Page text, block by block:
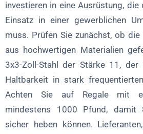
investieren in eine Ausrüstung,
Einsatz in einer gewerblichen
muss. Prüfen Sie zunächst, ob
aus hochwertigen Materialien
3x3-Zoll-Stahl der Stärke 11,
Haltbarkeit in stark
Achten Sie auf Regale mit
mindestens 1000 Pfund, damit
sicher heben können.